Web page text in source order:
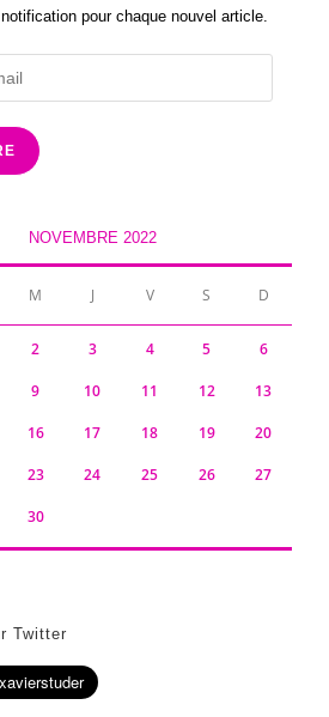
pour chaque nouvel article.
NOVEMBRE 2022
M J V S D
2 3 4 5 6
9 10 11 12 13
16 17 18 19 20
23 24 25 26 27
30
Twitter